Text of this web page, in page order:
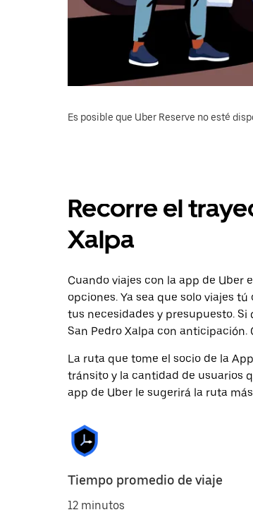
Es posible que Uber Reserve no esté
Recorre el
Xalpa
Cuando viajes con la app de Uber
opciones. Ya sea que solo viajes
tus necesidades y presupuesto.
San Pedro Xalpa con
La ruta que tome el socio de la
tránsito y la cantidad de usuarios
app de Uber le sugerirá la ruta
Tiempo promedio de viaje
12 minutos